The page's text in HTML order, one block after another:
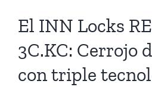
El INN Locks
3C.KC: Cerrojo
con triple